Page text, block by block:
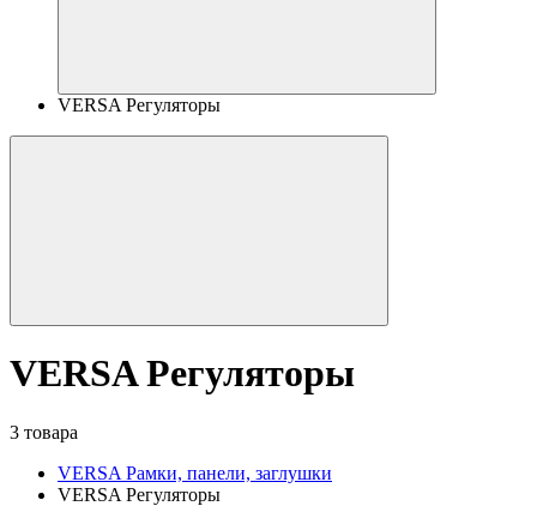
VERSA Регуляторы
VERSA Регуляторы
3 товара
VERSA Рамки, панели, заглушки
VERSA Регуляторы